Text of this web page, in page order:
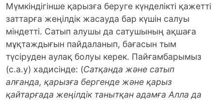
Мүмкіндігінше қарызға беруге күнделікті қажетті
заттарға жеңілдік жасауда бар күшін салуы
міндетті. Сатып алушы да сатушының ақшаға
мұқтаждығын пайдаланып, бағасын тым
түсіруден аулақ болуы керек. Пайғамбарымыз
(с.а.у) хадисінде: (Сатқанда және сатып
алғанда, қарызға бергенде және қарыз
қайтарғада жеңілдік танытқан адамға Алла да